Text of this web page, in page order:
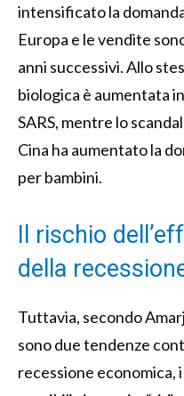
intensificato la
Europa e le vendite
anni successivi. Allo
biologica è aumentata
SARS, mentre lo
Cina ha aumentato la
per bambini.
Il rischio
della
Tuttavia, secondo
sono due tendenze
recessione